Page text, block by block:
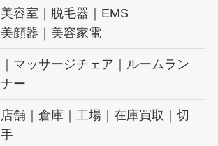
美容室｜脱毛器｜EMS
美顔器｜美容家電
｜マッサージチェア｜ルームラン
ナー
店舗｜倉庫｜工場｜在庫買取｜切
手